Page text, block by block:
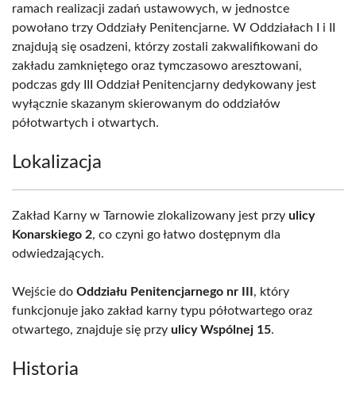
ramach realizacji zadań ustawowych, w jednostce
powołano trzy Oddziały Penitencjarne. W Oddziałach I i II
znajdują się osadzeni, którzy zostali zakwalifikowani do
zakładu zamkniętego oraz tymczasowo aresztowani,
podczas gdy III Oddział Penitencjarny dedykowany jest
wyłącznie skazanym skierowanym do oddziałów
półotwartych i otwartych.
Lokalizacja
Zakład Karny w Tarnowie zlokalizowany jest przy ulicy
Konarskiego 2, co czyni go łatwo dostępnym dla
odwiedzających.
Wejście do Oddziału Penitencjarnego nr III , który
funkcjonuje jako zakład karny typu półotwartego oraz
otwartego, znajduje się przy ulicy Wspólnej 15.
Historia